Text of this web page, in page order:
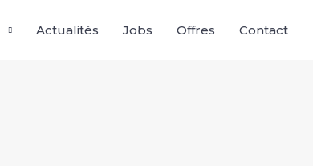
Actualités Jobs Offres Contact